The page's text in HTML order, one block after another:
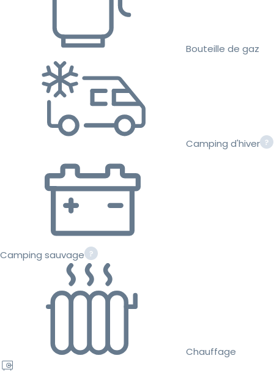
Bouteille de gaz
Camping d'hiver
Camping sauvage
Chauffage